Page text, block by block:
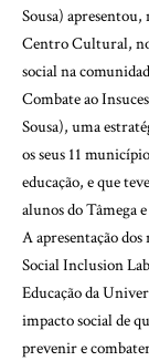
Sousa) apresentou,
Centro Cultural, no
social na
Combate ao
Sousa), uma
os seus 11
educação, e que
alunos do Tâmega e
A apresentação
Social Inclusion
Educação da
impacto social de
prevenir e